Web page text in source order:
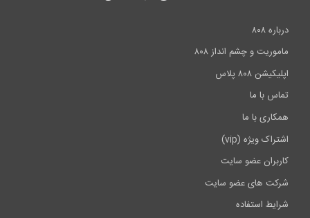
درباره ۸۰۸
ماموریت و چشم انداز ۸۰۸
اپلیکیشن ۸۰۸ پلاس
تماس با ما
همکاری با ما
اشتراک ویژه (vip)
کاربران عضو سایت
شرکت های عضو سایت
شرایط استفاده